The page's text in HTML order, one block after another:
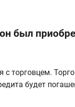
был
торговцем.
будет